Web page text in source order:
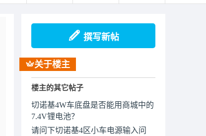
撰写新帖
关于楼主
楼主的其它帖子
切诺基4W车底盘是否能用商城中的
7.4V锂电池？
请问下切诺基4区小车电源输入问